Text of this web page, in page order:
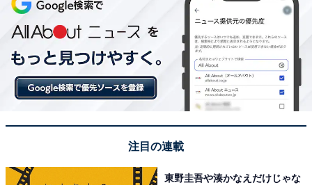
注目の連載
東野圭吾や湊かなえだけじゃな